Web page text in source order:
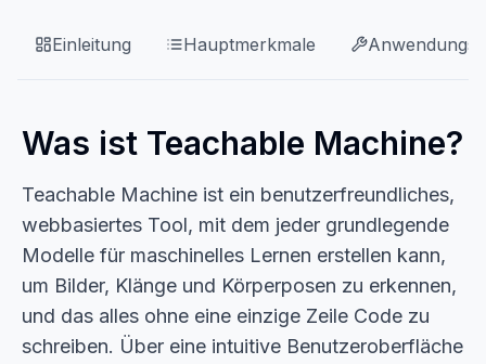
Einleitung Hauptmerkmale
Was ist Teachable Machine?
Teachable Machine ist ein benutzerfreundliches,
webbasiertes Tool, mit dem jeder grundlegende
Modelle für maschinelles Lernen erstellen kann,
um Bilder, Klänge und Körperposen zu erkennen,
und das alles ohne eine einzige Zeile Code zu
schreiben. Über eine intuitive Benutzeroberfläche